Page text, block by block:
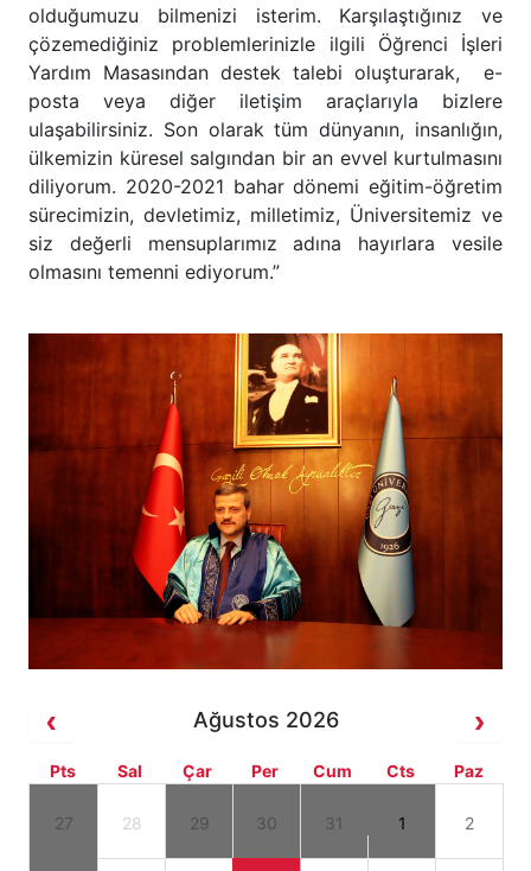
olduğumuzu bilmenizi isterim. Karşılaştığınız ve
çözemediğiniz problemlerinizle ilgili Öğrenci İşleri
Yardım Masasından destek talebi oluşturarak, e-
posta veya diğer iletişim araçlarıyla bizlere
ulaşabilirsiniz. Son olarak tüm dünyanın, insanlığın,
ülkemizin küresel salgından bir an evvel kurtulmasını
diliyorum. 2020-2021 bahar dönemi eğitim-öğretim
sürecimizin, devletimiz, milletimiz, Üniversitemiz ve
siz değerli mensuplarımız adına hayırlara vesile
olmasını temenni ediyorum.”
Ağustos 2026
Pts Sal Çar Per Cum Cts Paz
27 28 29 30 31 1 2